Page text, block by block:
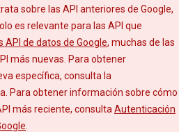
sobre las API anteriores de Google,
es relevante para las API que
API de datos de Google, muchas de las
más nuevas. Para obtener
específica, consulta la
Para obtener información sobre cómo
más reciente, consulta Autenticación